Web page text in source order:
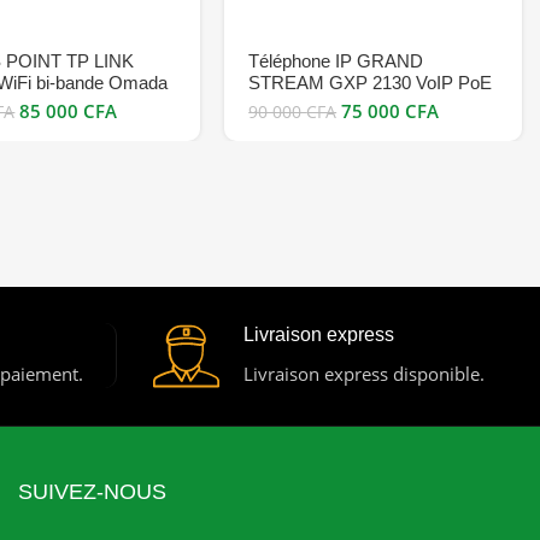
POINT TP LINK
bi-bande Omada
Gigabit –
85 000 CFA
Téléphone IP GRAND
STREAM GXP 2130 VoIP PoE
en vente au Cameroun bon prix
90 000CFA 75 000 CFA
Livraison express
Livraison express disponible.
SUIVEZ-NOUS